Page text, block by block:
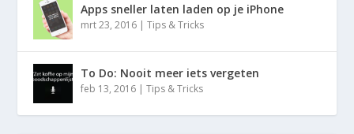
Apps sneller laten laden op je iPhone
mrt 23, 2016 |Tips & Tricks
To Do: Nooit meer iets vergeten
feb 13, 2016 |Tips & Tricks